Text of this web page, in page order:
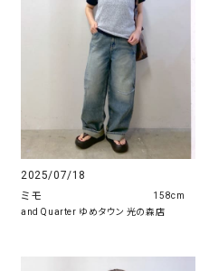
2025/07/18
ミモ
and Quarter ゆめタウン 光の森店
158cm